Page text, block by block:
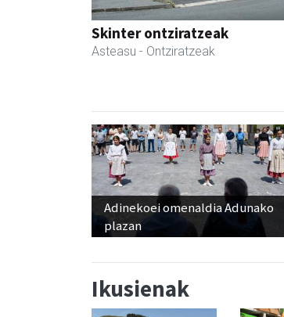
Skinter ontziratzeak
Asteasu - Ontziratzeak
Adinekoei omenaldia Adunako
plazan
Ikusienak